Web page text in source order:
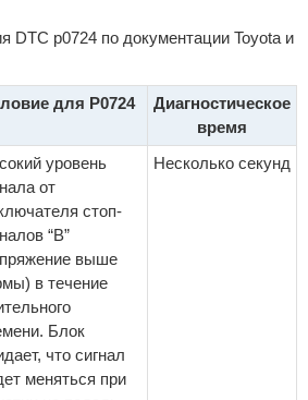
DTC p0724 по документации Toyota и
для P0724
Диагностическое
время
уровень
от
стоп-
“B”
выше
в течение
Блок
что сигнал
меняться при
Несколько секунд